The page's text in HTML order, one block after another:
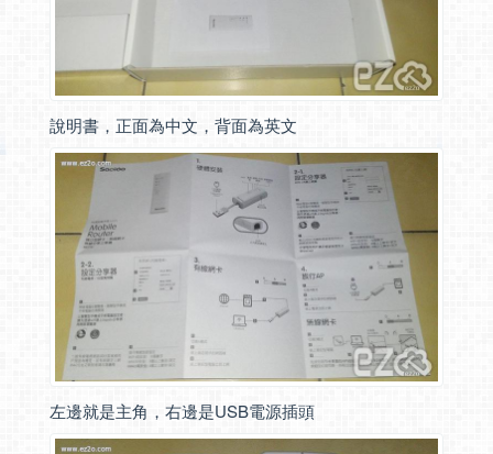
說明書，正面為中文，背面為英文
左邊就是主角，右邊是USB電源插頭